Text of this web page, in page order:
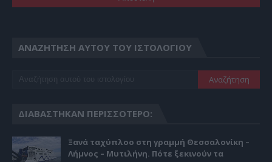
ΑΝΑΖΉΤΗΣΗ ΑΥΤΟΎ ΤΟΥ ΙΣΤΟΛΟΓΊΟΥ
ΔΙΑΒΆΣΤΗΚΑΝ ΠΕΡΙΣΣΌΤΕΡΟ:
Ξανά ταχύπλοο στη γραμμή Θεσσαλονίκη –
Λήμνος – Μυτιλήνη. Πότε ξεκινούν τα